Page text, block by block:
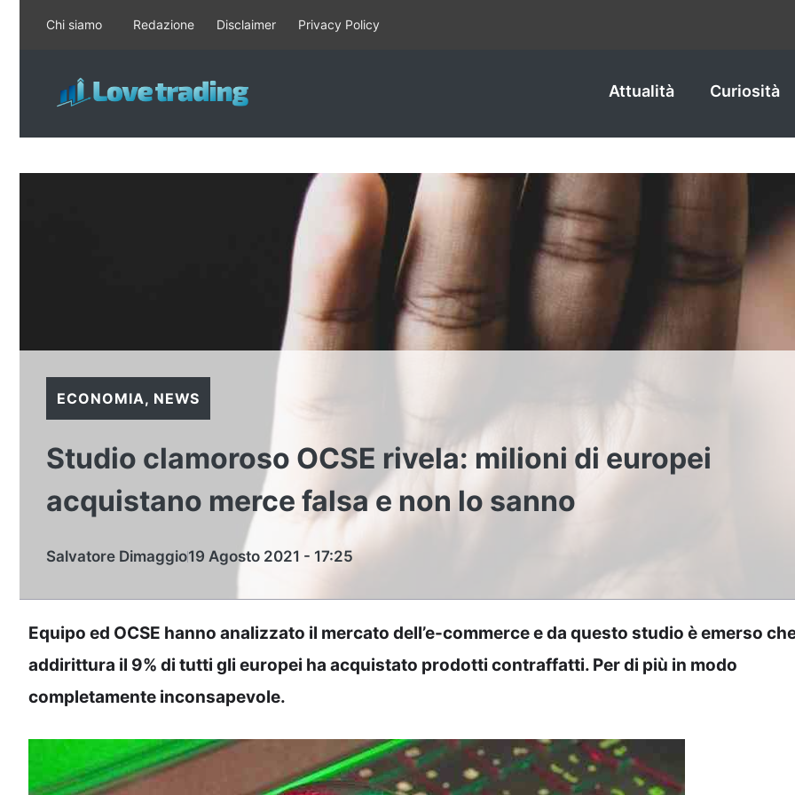
contenuto
Chi siamo Redazione Disclaimer Privacy Policy
Attualità Curiosità
ECONOMIA, NEWS
Studio clamoroso OCSE rivela: milioni di europei
acquistano merce falsa e non lo sanno
Salvatore Dimaggio19 Agosto 2021 - 17:25
Equipo ed OCSE hanno analizzato il mercato dell’e-commerce e da questo studio è emerso
addirittura il 9% di tutti gli europei ha acquistato prodotti contraffatti. Per di più in modo
completamente inconsapevole.